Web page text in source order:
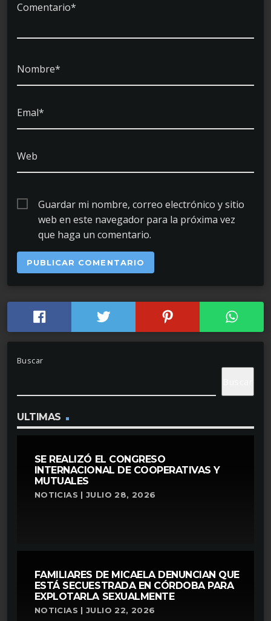
Comentario*
Nombre*
Emal*
Web
Guardar mi nombre, correo electrónico y sitio
web en este navegador para la próxima vez
que haga un comentario.
Buscar
ULTIMAS
SE REALIZÓ EL CONGRESO
INTERNACIONAL DE COOPERATIVAS Y
MUTUALES
NOTICIAS | JULIO 28, 2026
FAMILIARES DE MICAELA DENUNCIAN QUE
ESTÁ SECUESTRADA EN CÓRDOBA PARA
EXPLOTARLA SEXUALMENTE
NOTICIAS | JULIO 22, 2026